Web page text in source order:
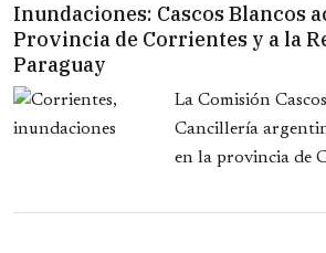
Inundaciones: Cascos Blancos
Provincia de Corrientes y a la
Paraguay
La Comisión
Cancillería
en la provincia de